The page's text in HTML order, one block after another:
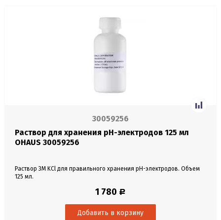
30059256
Раствор для хранения pH-электродов 125 мл
OHAUS 30059256
Раствор 3M KCl для правильного хранения pH-электродов. Объем
125 мл.
1 780 Р